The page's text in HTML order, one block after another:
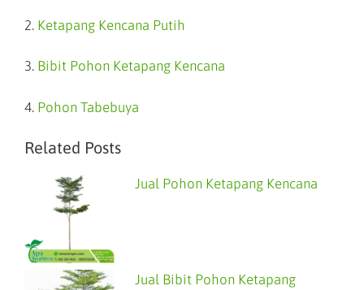
2. Ketapang Kencana Putih
3. Bibit Pohon Ketapang Kencana
4. Pohon Tabebuya
Related Posts
Jual Pohon Ketapang Kencana
Jual Bibit Pohon Ketapang